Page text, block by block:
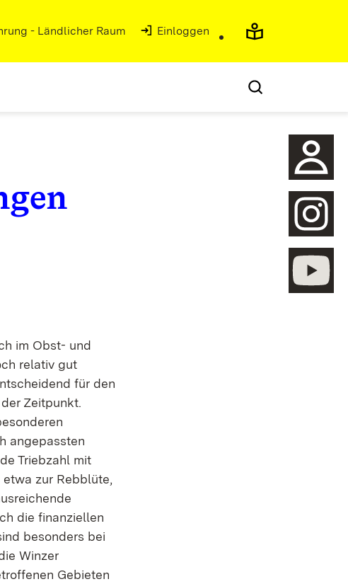
- Ländlicher Raum Einloggen
öffnen
im Obst- und
relativ gut
für den
Zeitpunkt.
angepassten
Triebzahl mit
zur Rebblüte,
die finanziellen
besonders bei
Winzer
Gebieten